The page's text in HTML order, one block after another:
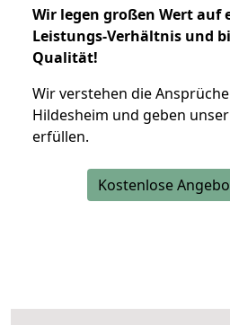
Wir legen großen Wert auf
Leistungs-Verhältnis und
Qualität!
Wir verstehen die
Hildesheim und geben
erfüllen.
Kostenlose